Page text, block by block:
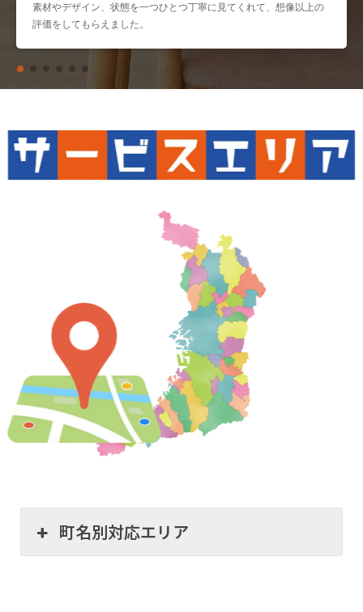
素材やデザイン、状態を一つひとつ丁寧に見てくれて、想像以上の
評価をしてもらえました。
町名別対応エリア